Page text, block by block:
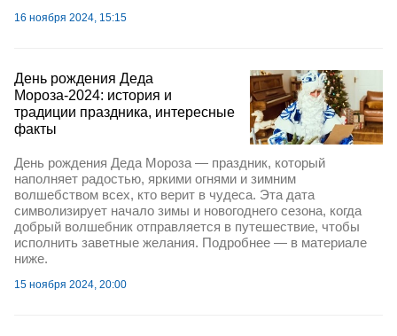
16 ноября 2024, 15:15
День рождения Деда
Мороза-2024: история и
традиции праздника, интересные
факты
День рождения Деда Мороза — праздник, который
наполняет радостью, яркими огнями и зимним
волшебством всех, кто верит в чудеса. Эта дата
символизирует начало зимы и новогоднего сезона, когда
добрый волшебник отправляется в путешествие, чтобы
исполнить заветные желания. Подробнее — в материале
ниже.
15 ноября 2024, 20:00